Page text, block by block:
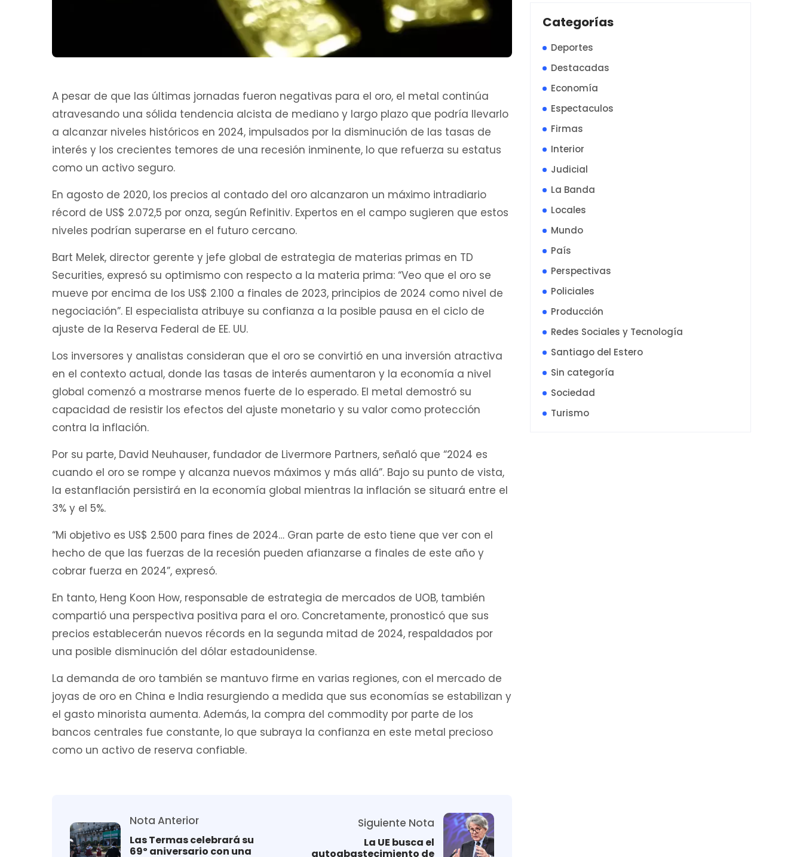
A pesar de que las últimas jornadas fueron negativas para el oro, el metal continúa
atravesando una sólida tendencia alcista de mediano y largo plazo que podría llevarlo
a alcanzar niveles históricos en 2024, impulsados por la disminución de las tasas de
interés y los crecientes temores de una recesión inminente, lo que refuerza su estatus
como un activo seguro.
En agosto de 2020, los precios al contado del oro alcanzaron un máximo intradiario
récord de US$ 2.072,5 por onza, según Refinitiv. Expertos en el campo sugieren que estos
niveles podrían superarse en el futuro cercano.
Bart Melek, director gerente y jefe global de estrategia de materias primas en TD
Securities, expresó su optimismo con respecto a la materia prima: “Veo que el oro se
mueve por encima de los US$ 2.100 a finales de 2023, principios de 2024 como nivel de
negociación”. El especialista atribuye su confianza a la posible pausa en el ciclo de
ajuste de la Reserva Federal de EE. UU.
Los inversores y analistas consideran que el oro se convirtió en una inversión atractiva
en el contexto actual, donde las tasas de interés aumentaron y la economía a nivel
global comenzó a mostrarse menos fuerte de lo esperado. El metal demostró su
capacidad de resistir los efectos del ajuste monetario y su valor como protección
contra la inflación.
Por su parte, David Neuhauser, fundador de Livermore Partners, señaló que “2024 es
cuando el oro se rompe y alcanza nuevos máximos y más allá”. Bajo su punto de vista,
la estanflación persistirá en la economía global mientras la inflación se situará entre el
3% y el 5%.
“Mi objetivo es US$ 2.500 para fines de 2024… Gran parte de esto tiene que ver con el
hecho de que las fuerzas de la recesión pueden afianzarse a finales de este año y
cobrar fuerza en 2024”, expresó.
En tanto, Heng Koon How, responsable de estrategia de mercados de UOB, también
compartió una perspectiva positiva para el oro. Concretamente, pronosticó que sus
precios establecerán nuevos récords en la segunda mitad de 2024, respaldados por
una posible disminución del dólar estadounidense.
La demanda de oro también se mantuvo firme en varias regiones, con el mercado de
joyas de oro en China e India resurgiendo a medida que sus economías se estabilizan y
el gasto minorista aumenta. Además, la compra del commodity por parte de los
bancos centrales fue constante, lo que subraya la confianza en este metal precioso
como un activo de reserva confiable.
Nota Anterior
Las Termas celebrará su
69º aniversario con una
Siguiente Nota
La UE busca el
autoabastecimiento de
Categorías
Deportes
Destacadas
Economía
Espectaculos
Firmas
Interior
Judicial
La Banda
Locales
Mundo
País
Perspectivas
Policiales
Producción
Redes Sociales y Tecnología
Santiago del Estero
Sin categoría
Sociedad
Turismo